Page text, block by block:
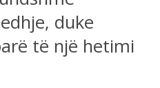
duke
të një hetimi